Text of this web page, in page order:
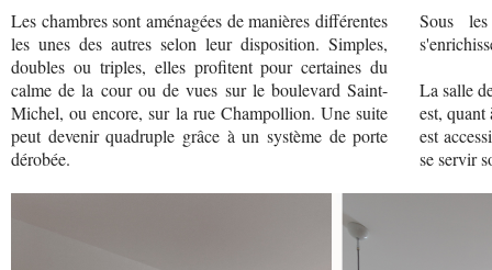
Les chambres sont aménagées de manières différentes
les unes des autres selon leur disposition. Simples,
doubles ou triples, elles profitent pour certaines du
calme de la cour ou de vues sur le boulevard Saint-
Michel, ou encore, sur la rue Champollion. Une suite
peut devenir quadruple grâce à un système de porte
dérobée.
Sous
La salle
est, quant
est
se servir